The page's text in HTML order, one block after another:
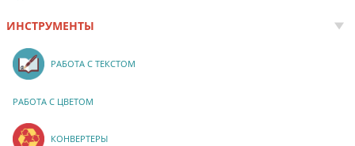
ИНСТРУМЕНТЫ
РАБОТА С ТЕКСТОМ
РАБОТА С ЦВЕТОМ
КОНВЕРТЕРЫ